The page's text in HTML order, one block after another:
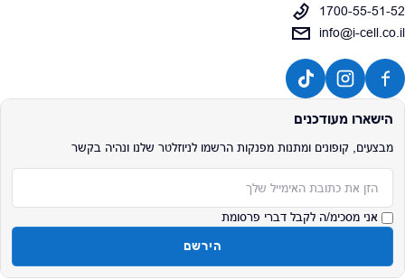
1700-55-51-52
info@i-cell.co.il
הישארו מעודכנים
מבצעים, קופונים ומתנות מפנקות הרשמו לניוזלטר שלנו ונהיה בקשר
אני מסכימ/ה לקבל דברי פרסומת
הירשם